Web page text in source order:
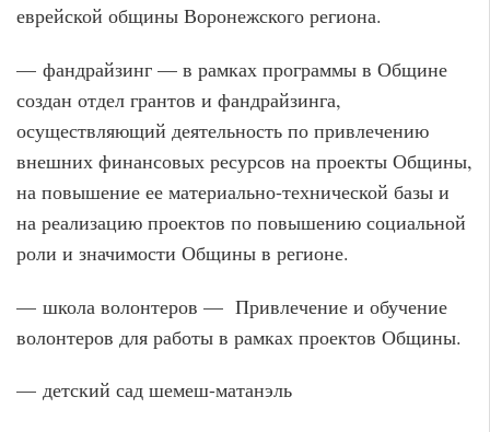
еврейской общины Воронежского региона.
— фандрайзинг — в рамках программы в Общине
создан отдел грантов и фандрайзинга,
осуществляющий деятельность по привлечению
внешних финансовых ресурсов на проекты Общины,
на повышение ее материально-технической базы и
на реализацию проектов по повышению социальной
роли и значимости Общины в регионе.
— школа волонтеров — Привлечение и обучение
волонтеров для работы в рамках проектов Общины.
— детский сад шемеш-матанэль